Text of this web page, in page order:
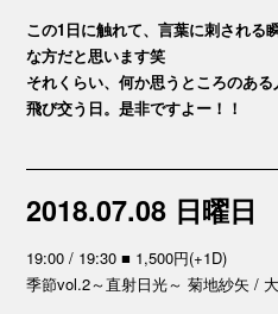
この1日に触れて、言葉に刺される
な方だと思います笑
それくらい、何か思うところのあ
飛び交う日。是非ですよー！！
2018.07.08 日曜日
19:00 / 19:30 ■ 1,500円(+1D)
季節vol.2～直射日光～ 菊地紗矢 /